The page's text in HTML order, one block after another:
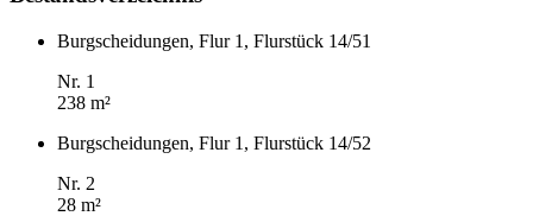
Burgscheidungen, Flur 1, Flurstück 14/51
Nr. 1
238 m²
Burgscheidungen, Flur 1, Flurstück 14/52
Nr. 2
28 m²